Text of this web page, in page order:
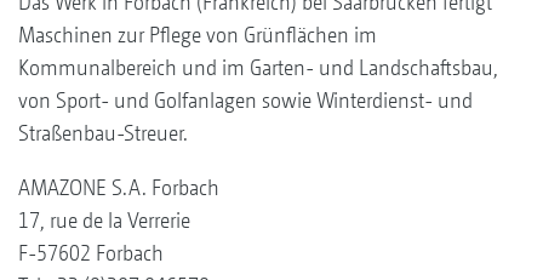
Maschinen zur Pflege von Grünflächen im
Kommunalbereich und im Garten- und Landschaftsbau,
von Sport- und Golfanlagen sowie Winterdienst- und
Straßenbau-Streuer.
AMAZONE S.A. Forbach
17, rue de la Verrerie
F-57602 Forbach